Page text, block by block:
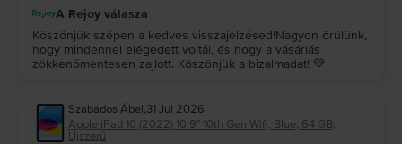
A Rejoy válasza
Köszönjük szépen a kedves visszajelzésed!Nagyon örülünk,
hogy mindennel elégedett voltál, és hogy a vásárlás
zökkenőmentesen zajlott. Köszönjük a bizalmadat! 💚
Szabados Ábel,31 Jul 2026
Apple iPad 10 (2022) 10.9" 10th Gen Wifi, Blue, 64 GB,
Újszerű